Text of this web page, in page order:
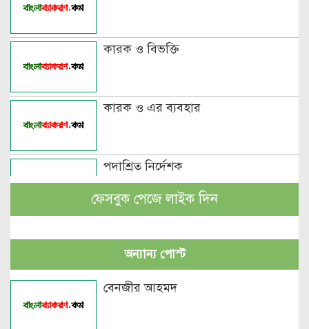
কারক ও বিভক্তি
কারক ও এর ব্যবহার
পদাশ্রিত নির্দেশক
পুরুষবাচক শব্দের শেষে প্রত্যয় যোগে লিঙ্গ
ফেসবুক পেজে লাইক দিন
অন্যান্য পোস্ট
বেনজীর আহমদ